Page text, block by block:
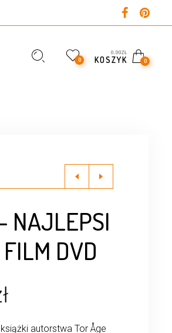
0
0,00ZŁ
KOSZYK 0
NAJLEPSI
DVD
autorstwa Tor Åge